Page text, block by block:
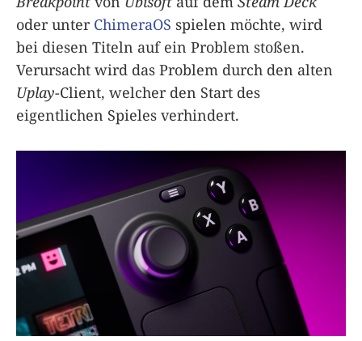
oder unter ChimeraOS spielen möchte, wird
bei diesen Titeln auf ein Problem stoßen.
Verursacht wird das Problem durch den alten
Uplay-Client, welcher den Start des
eigentlichen Spieles verhindert.